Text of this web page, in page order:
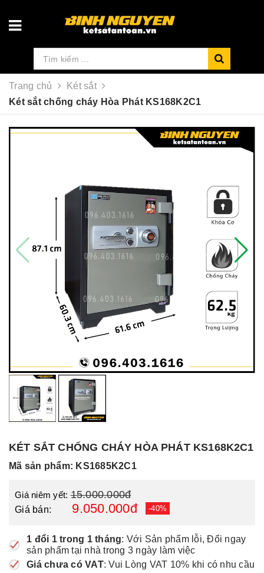
Trang chủ
Két sắt
Két sắt chống cháy Hòa Phát KS168K2C1
KÉT SẮT CHỐNG CHÁY HÒA PHÁT KS168K2C1
Mã sản phẩm: KS1685K2C1
Giá niêm yết:15.000.000đ
Giá bán: 9.050.000đ -40%
1 đổi 1 trong 1 tháng: Với Sản phẩm lỗi, Đổi ngay
sản phẩm tại nhà trong 3 ngày làm việc
Giá chưa có VAT: Vui Lòng VAT 10% khi có nhu cầu